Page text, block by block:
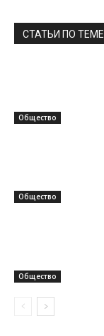
СТАТЬИ ПО ТЕМЕ
Общество
Общество
Общество